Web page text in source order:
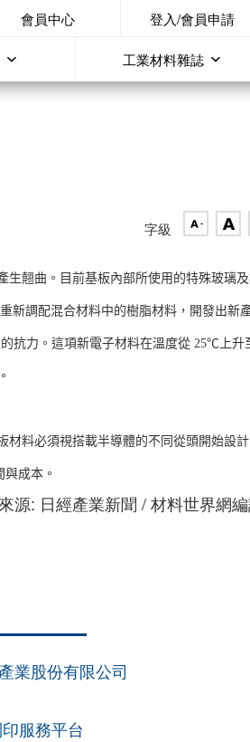
會員中心 登入/會員申請
工業材料雜誌
字級
生翹曲。目前基板內部所使用的特殊玻璃
新調配混合材料中的樹脂材料，開發出新
抗力。這項新電子材料在溫度從 25℃上升
料必須視搭載半導體的不同從頭開始設計
成本。
源: 日經產業新聞 / 材料世界網
業股份有限公司
服務平台